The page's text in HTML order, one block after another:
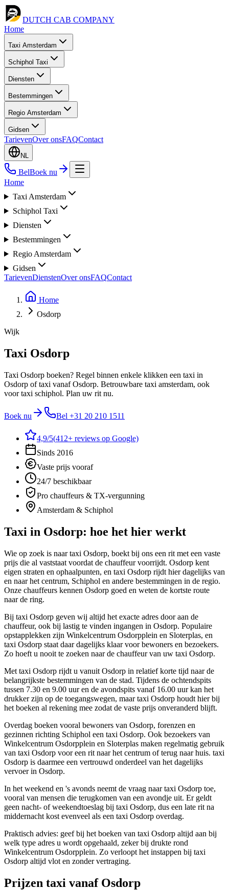
DUTCH CAB COMPANY
Home
Taxi Amsterdam
Schiphol Taxi
Diensten
Bestemmingen
Regio Amsterdam
Gidsen
TarievenOver onsFAQContact
NL
BelBoek nu
Home
Taxi Amsterdam
Schiphol Taxi
Diensten
Bestemmingen
Regio Amsterdam
Gidsen
TarievenDienstenOver onsFAQContact
Home
Osdorp
Wijk
Taxi Osdorp
Taxi Osdorp boeken? Regel binnen enkele klikken een taxi in
Osdorp of taxi vanaf Osdorp. Betrouwbare taxi amsterdam, ook
voor taxi schiphol. Plan uw rit nu.
Boek nu Bel +31 20 210 1511
4,9/5(412+ reviews op Google)
Sinds 2016
Vaste prijs vooraf
24/7 beschikbaar
Pro chauffeurs & TX-vergunning
Amsterdam & Schiphol
Taxi in Osdorp: hoe het hier werkt
Wie op zoek is naar taxi Osdorp, boekt bij ons een rit met een vaste
prijs die al vaststaat voordat de chauffeur voorrijdt. Osdorp kent
eigen straten en ophaalpunten, en taxi Osdorp rijdt hier dagelijks van
en naar het centrum, Schiphol en andere bestemmingen in de regio.
Onze chauffeurs kennen Osdorp goed en weten de kortste route
naar de ring.
Bij taxi Osdorp geven wij altijd het exacte adres door aan de
chauffeur, ook bij lastig te vinden ingangen in Osdorp. Populaire
opstapplekken zijn Winkelcentrum Osdorpplein en Sloterplas, en
taxi Osdorp staat daar dagelijks klaar voor bewoners en bezoekers.
Zo hoeft u nooit te zoeken naar de chauffeur van uw taxi Osdorp.
Met taxi Osdorp rijdt u vanuit Osdorp in relatief korte tijd naar de
belangrijkste bestemmingen van de stad. Tijdens de ochtendspits
tussen 7.30 en 9.00 uur en de avondspits vanaf 16.00 uur kan het
drukker zijn op de toegangswegen, maar taxi Osdorp houdt hier bij
het boeken al rekening mee zodat de vaste prijs onveranderd blijft.
Overdag boeken vooral bewoners van Osdorp, forenzen en
gezinnen richting Schiphol een taxi Osdorp. Ook bezoekers van
Winkelcentrum Osdorpplein en Sloterplas maken regelmatig gebruik
van taxi Osdorp voor een rit naar het centrum of terug naar huis. taxi
Osdorp is daarmee een vertrouwd onderdeel van het dagelijks
vervoer in Osdorp.
In het weekend en 's avonds neemt de vraag naar taxi Osdorp toe,
vooral van mensen die terugkomen van een avondje uit. Er geldt
geen nacht- of weekendtoeslag bij taxi Osdorp, dus een late rit na
middernacht kost evenveel als een taxi Osdorp overdag.
Praktisch advies: geef bij het boeken van taxi Osdorp altijd aan bij
welk type adres u wordt opgehaald, zeker bij drukte rond
Winkelcentrum Osdorpplein. Zo verloopt het instappen bij taxi
Osdorp altijd vlot en zonder vertraging.
Prijzen taxi vanaf Osdorp